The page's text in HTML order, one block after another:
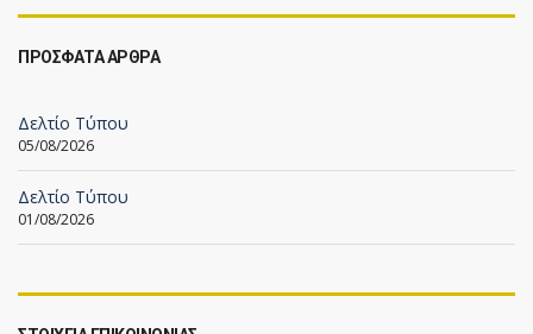
ΠΡΟΣΦΑΤΑ ΑΡΘΡΑ
Δελτίο Τύπου
05/08/2026
Δελτίο Τύπου
01/08/2026